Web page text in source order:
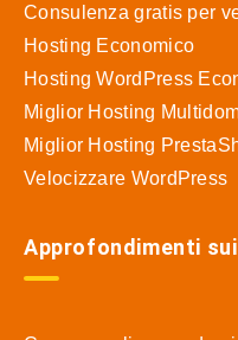
Consulenza gratis per
Hosting Economico
Hosting WordPress
Miglior Hosting
Miglior Hosting
Velocizzare WordPress
Approfondimenti sui